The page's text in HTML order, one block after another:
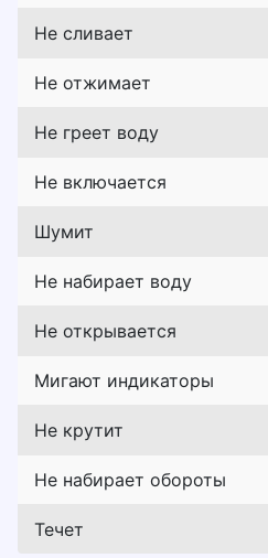
Не сливает
Не отжимает
Не греет воду
Не включается
Шумит
Не набирает воду
Не открывается
Мигают индикаторы
Не крутит
Не набирает обороты
Течет